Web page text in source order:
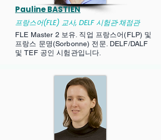
Pauline BASTIEN
프랑스어(FLE) 교사, DELF 시험관·채점관
FLE Master 2 보유. 직업 프랑스어(FLP) 및
프랑스 문명(Sorbonne) 전문. DELF/DALF
및 TEF 공인 시험관입니다.